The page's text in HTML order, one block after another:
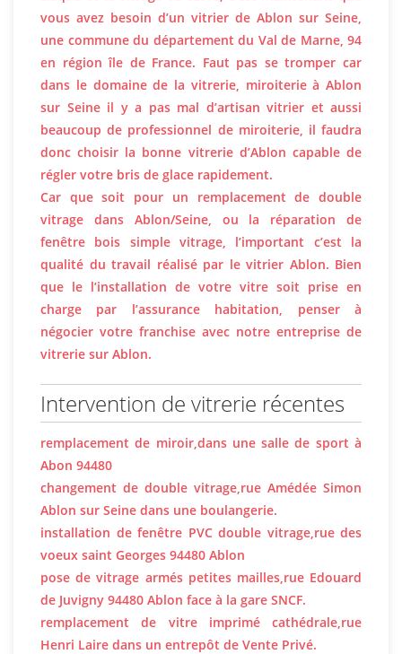
vous avez besoin d’un vitrier de Ablon sur Seine,
une commune du département du Val de Marne, 94
en région île de France. Faut pas se tromper car
dans le domaine de la vitrerie, miroiterie à Ablon
sur Seine il y a pas mal d’artisan vitrier et aussi
beaucoup de professionnel de miroiterie, il faudra
donc choisir la bonne vitrerie d’Ablon capable de
régler votre bris de glace rapidement.
Car que soit pour un remplacement de double
vitrage dans Ablon/Seine, ou la réparation de
fenêtre bois simple vitrage, l’important c’est la
qualité du travail réalisé par le vitrier Ablon. Bien
que le l’installation de votre vitre soit prise en
charge par l’assurance habitation, penser à
négocier votre franchise avec notre entreprise de
vitrerie sur Ablon.
Intervention de vitrerie récentes
remplacement de miroir,dans une salle de sport à
Abon 94480
changement de double vitrage,rue Amédée Simon
Ablon sur Seine dans une boulangerie.
installation de fenêtre PVC double vitrage,rue des
voeux saint Georges 94480 Ablon
pose de vitrage armés petites mailles,rue Edouard
de Juvigny 94480 Ablon face à la gare SNCF.
remplacement de vitre imprimé cathédrale,rue
Henri Laire dans un entrepôt de Vente Privé.